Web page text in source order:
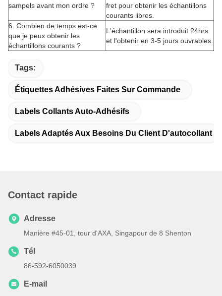
sampels avant mon ordre ?
fret pour obtenir les échantillons
courants libres.
6. Combien de temps est-ce
que je peux obtenir les
échantillons courants ?
L'échantillon sera introduit 24hrs
et l'obtenir en 3-5 jours ouvrables.
Tags:
Étiquettes Adhésives Faites Sur Commande
Labels Collants Auto-Adhésifs
Labels Adaptés Aux Besoins Du Client D'autocollant
Contact rapide
Adresse
Manière #45-01, tour d'AXA, Singapour de 8 Shenton
Tél
86-592-6050039
E-mail